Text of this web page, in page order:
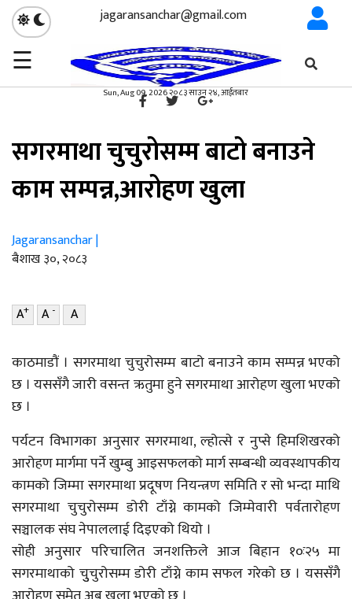
jagaransanchar@gmail.com
☰
Sun, Aug 09, 2026 २०८३ साउन २४, आईतबार
×
गृहपृष्ठ समाचार
समाचार
सगरमाथा चुचुरोसम्म बाटो बनाउने
काम सम्पन्न,आरोहण खुला
Jagaransanchar |
ब‌ैशाख ३०, २०८३
A+ A- A
काठमाडौं । सगरमाथा चुचुरोसम्म बाटो बनाउने काम सम्पन्न भएको
छ । यससँगै जारी वसन्त ऋतुमा हुने सगरमाथा आरोहण खुला भएको
छ ।
पर्यटन विभागका अनुसार सगरमाथा, ल्होत्से र नुप्से हिमशिखरको
आरोहण मार्गमा पर्ने खुम्बु आइसफलको मार्ग सम्बन्धी व्यवस्थापकीय
कामको जिम्मा सगरमाथा प्रदूषण नियन्त्रण समिति र सो भन्दा माथि
सगरमाथा चुचुरोसम्म डोरी टाँग्ने कामको जिम्मेवारी पर्वतारोहण
सञ्चालक संघ नेपाललाई दिइएको थियो ।
सोही अनुसार परिचालित जनशक्तिले आज बिहान १०ः२५ मा
सगरमाथाको चुुचुरोसम्म डोरी टाँग्ने काम सफल गरेको छ । यससँगै